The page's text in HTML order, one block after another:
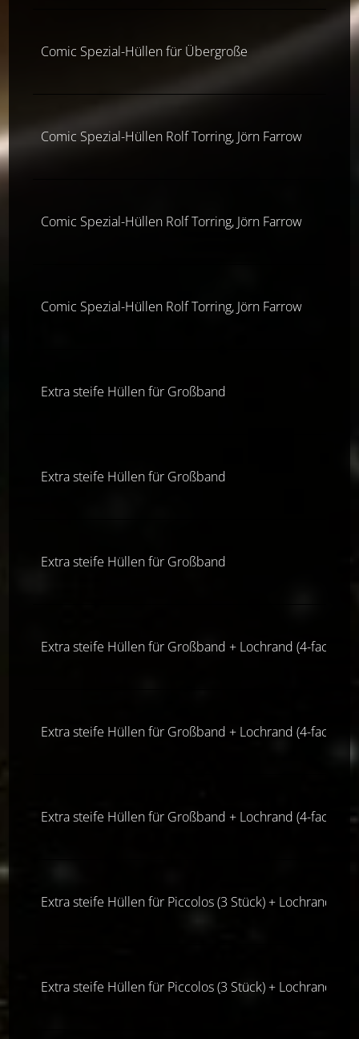
Comic Spezial-Hüllen für Übergroße
Comic Spezial-Hüllen Rolf Torring, Jörn Farrow
Comic Spezial-Hüllen Rolf Torring, Jörn Farrow
Comic Spezial-Hüllen Rolf Torring, Jörn Farrow
Extra steife Hüllen für Großband
Extra steife Hüllen für Großband
Extra steife Hüllen für Großband
Extra steife Hüllen für Großband + Lochrand (4-fach-
Extra steife Hüllen für Großband + Lochrand (4-fach-
Extra steife Hüllen für Großband + Lochrand (4-fach-
Extra steife Hüllen für Piccolos (3 Stück) + Lochrand (4-
Extra steife Hüllen für Piccolos (3 Stück) + Lochrand (4-